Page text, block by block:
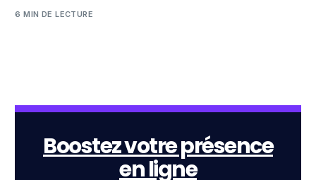
6 MIN DE LECTURE
Boostez votre présence
en ligne